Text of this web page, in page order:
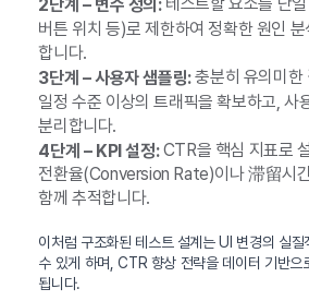
2단계 – 변수 정의:
버튼 위치 등)로 제한하여 정확한 원인 분
합니다.
3단계 – 사용자 샘플링:충분히 유의미한
일정 수준 이상의 트래픽을 확보하고, 사
분리합니다.
4단계 – KPI 설정:CTR을 핵심 지표로
전환율(Conversion Rate)이나 滞留시
함께 추적합니다.
이처럼 구조화된 테스트 설계는 UI 변경의 실
수 있게 하며, CTR 향상 전략을 데이터 기반으
됩니다.